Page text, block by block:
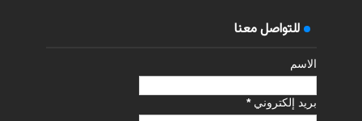
للتواصل معنا
الاسم
بريد إلكتروني*